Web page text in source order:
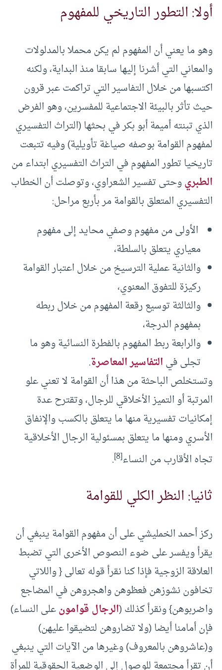
أولا: التطور التاريخي للمفهوم
وهو ما يعني أن المفهوم لم يكن محملا بالمدلولات
والمعاني التي أشرنا إليها سابقا منذ البداية، ولكنه
اكتسبها من خلال التفاسير التي تراكمت عبر قرون
حيث تأثر بالبيئة الاجتماعية للمفسرين، وهو الفرض
الذي تبنته أميمة أبو بكر في بحثها (التراث التفسيري
لمفهوم القوامة بوصفه صياغة تأويلية) وفيه تتبعت
تاريخيا تطور المفهوم في التراث التفسيري ابتداء من
الطبريوحتى تفسير الشعراوي، وتوصلت أن الخطاب
التفسيري المتعلق بالقوامة مر بأربع مراحل:
الأولى من مفهوم وصفي محايد إلى مفهوم
معياري يتعلق بالسلطة،
والثانية عملية الترسيخ من خلال اعتبار القوامة
ركيزة للتفوق المعنوي،
والثالثة توسيع رقعة المفهوم من خلال ربطه
بمفهوم الدرجة،
والرابعة ربط المفهوم بالفطرة النسائية وهو ما
تجلى فيالتفاسير المعاصرة.
وتستخلص الباحثة من هذا أن القوامة لا تعني علو
المرتبة أو التميز الأخلاقي للرجال، وتقترح عدة
إمكانيات تفسيرية منها ما يتعلق بالكسب والإنفاق
الأسري ومنها ما يتعلق بمسئولية الرجال الأخلاقية
تجاه الأقارب من النساء[8]
.
ثانيا: النظر الكلي للقوامة
ركز أحمد الخمليشي على أن مفهوم القوامة ينبغي أن
يقرأ ويفسر على ضوء النصوص الأخرى التي تضبط
العلاقة الزوجية فإذا كنا نقرأ قوله تعالى { واللاتي
تخافون نشوزهن فعظوهن واهجروهن في المضاجع
واضربوهن} ونقرأ كذلك (الرجال قوامونعلى النساء)
فإن أمامنا أيضا (ولا تضاروهن لتضيقوا عليهن)
و(عاشروهن بالمعروف) وغيرها من الآيات التي ينبغي
أن تقرأ مجتمعة للوصول إلى الوضعية الحقوقية للمرأة